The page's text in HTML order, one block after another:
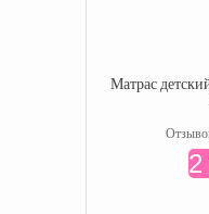
Матрас
2